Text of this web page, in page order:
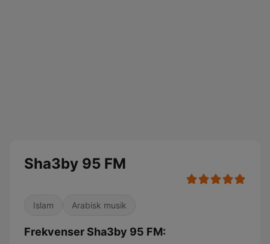
Sha3by 95 FM
Islam Arabisk musik
Frekvenser Sha3by 95 FM: